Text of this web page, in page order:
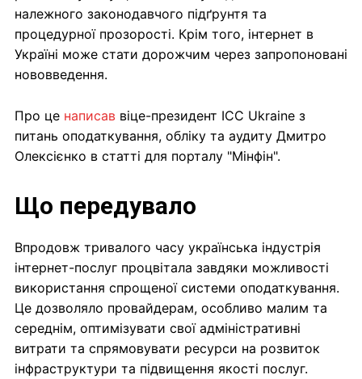
належного законодавчого підґрунтя та
процедурної прозорості. Крім того, інтернет в
Україні може стати дорожчим через запропоновані
нововведення.
Про це написав віце-президент ICC Ukraine з
питань оподаткування, обліку та аудиту Дмитро
Олексієнко в статті для порталу "Мінфін".
Що передувало
Впродовж тривалого часу українська індустрія
інтернет-послуг процвітала завдяки можливості
використання спрощеної системи оподаткування.
Це дозволяло провайдерам, особливо малим та
середнім, оптимізувати свої адміністративні
витрати та спрямовувати ресурси на розвиток
інфраструктури та підвищення якості послуг.